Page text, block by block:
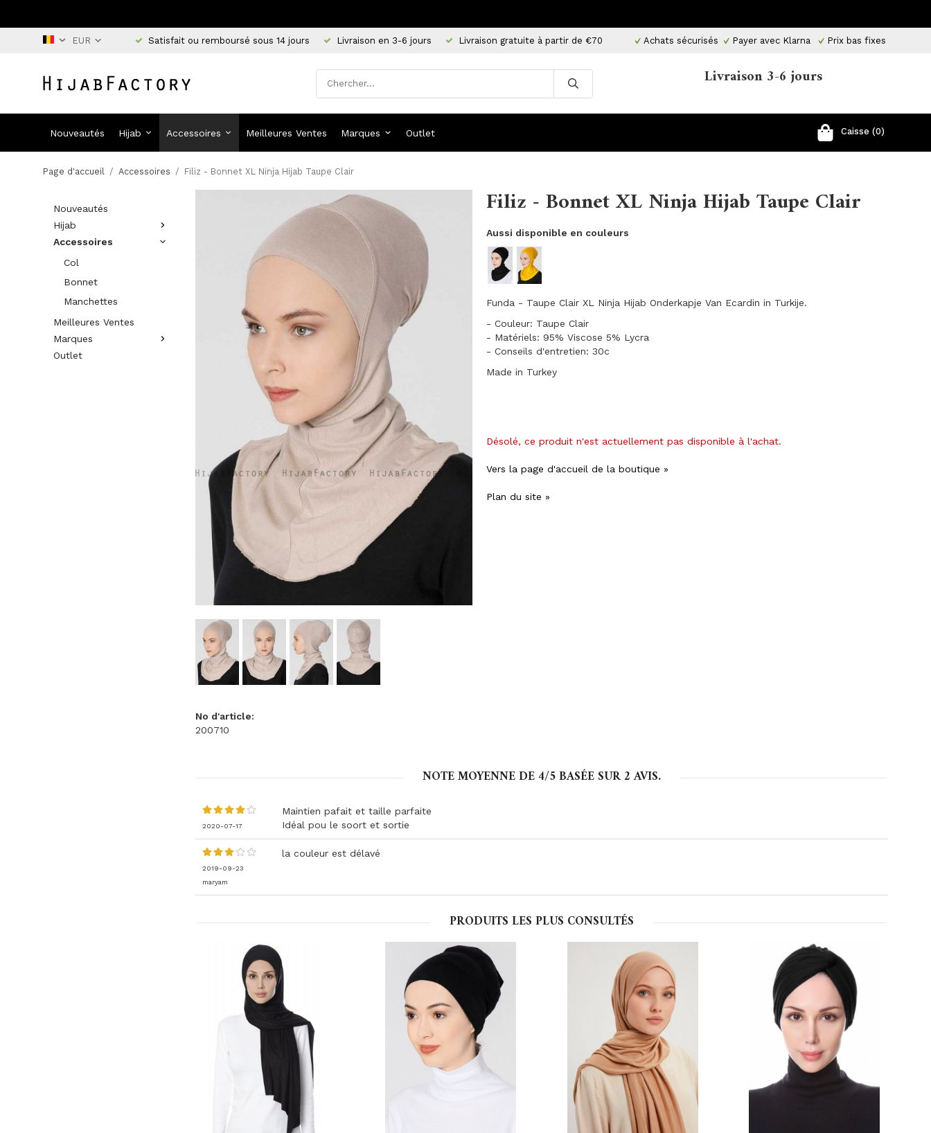
Satisfait ou remboursé sous 14 jours Livraison en 3-6 jours Livraison gratuite à partir de €70 Achats sécurisés Payer avec Klarna Prix ​​bas fixes
Livraison 3-6 jours
Nouveautés Hijab Accessoires Meilleures Ventes Marques Outlet Caisse (0)
Page d'accueil / Accessoires / Filiz - Bonnet XL Ninja Hijab Taupe Clair
Nouveautés
Hijab
Accessoires
Col
Bonnet
Manchettes
Meilleures Ventes
Marques
Outlet
Filiz - Bonnet XL Ninja Hijab Taupe Clair
Aussi disponible en couleurs
Funda - Taupe Clair XL Ninja Hijab Onderkapje Van Ecardin in Turkije.
- Couleur: Taupe Clair
- Matériels: 95% Viscose 5% Lycra
- Conseils d'entretien: 30c
Made in Turkey
Désolé, ce produit n'est actuellement pas disponible à l'achat.
Vers la page d'accueil de la boutique »
Plan du site »
No d'article:
200710
NOTE MOYENNE DE4/5 BASÉE SUR2AVIS.
2020-07-17
Maintien pafait et taille parfaite
Idéal pou le soort et sortie
2019-09-23
maryam
la couleur est délavé
PRODUITS LES PLUS CONSULTÉS